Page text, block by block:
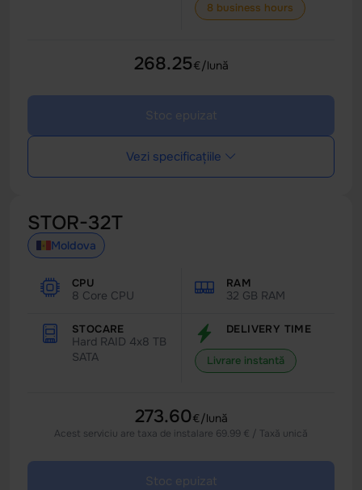
8 business hours
268.25€/lună
Stoc epuizat
Vezi specificațiile
STOR-32T
Moldova
CPU
8 Core CPU
RAM
32 GB RAM
STOCARE
Hard RAID 4x8 TB
SATA
DELIVERY TIME
Livrare instantă
273.60€/lună
Acest serviciu are taxa de instalare 69.99 € / Taxă unică
Stoc epuizat